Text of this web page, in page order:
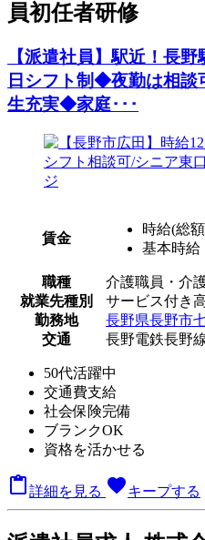
員初任者研修
【派遣社員】駅近！長
日シフト制◆夜勤は相
生充実◆家庭･･･
賃金
時給(総
基本時給
職種
介護職員・介
就業先種別
サービス付き
勤務地
長野県長野市
交通
長野電鉄長野
50代活躍中
交通費支給
社会保険完備
ブランクOK
資格を活かせる
詳細を見る favoriteキープする